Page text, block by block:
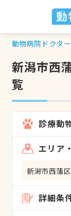
動物病院ドクタ
新潟市西
覧
診療動
エリア
新潟市西蒲区
詳細条